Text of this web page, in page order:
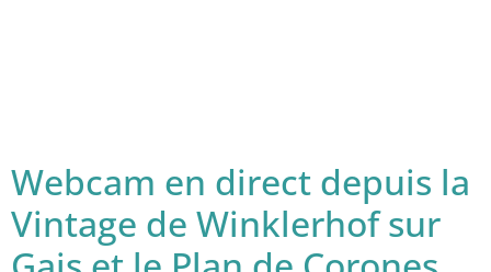
Webcam en direct depuis la
Vintage de Winklerhof sur